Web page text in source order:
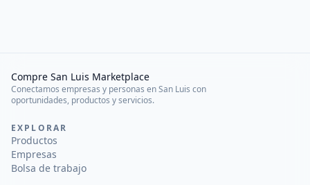
Compre San Luis Marketplace
Conectamos empresas y personas en San Luis con
oportunidades, productos y servicios.
EXPLORAR
Productos
Empresas
Bolsa de trabajo